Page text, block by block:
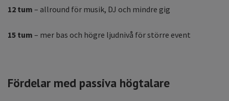
12 tum – allround för musik, DJ och mindre gig
15 tum – mer bas och högre ljudnivå för större event
Fördelar med passiva högtalare